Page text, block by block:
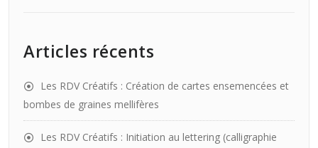
Articles récents
Les RDV Créatifs : Création de cartes ensemencées et
bombes de graines mellifères
Les RDV Créatifs : Initiation au lettering (calligraphie